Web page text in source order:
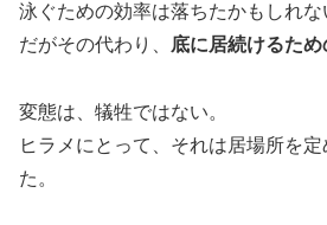
泳ぐための効率は落ちたかもしれな
だがその代わり、 底に居続けるた
変態は、犠牲ではない。
ヒラメにとって、それは居場所を
た。